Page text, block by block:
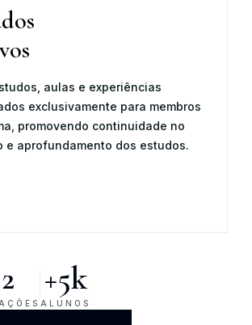
aulas e experiências
exclusivamente para membros
promovendo continuidade no
e aprofundamento dos estudos.
+5k
ALUNOS